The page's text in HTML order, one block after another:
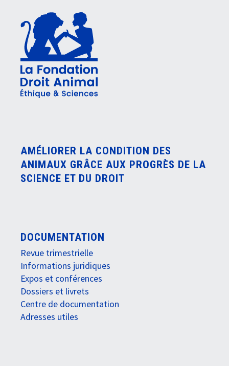
AMÉLIORER LA CONDITION DES
ANIMAUX GRÂCE AUX PROGRÈS DE LA
SCIENCE ET DU DROIT
DOCUMENTATION
Revue trimestrielle
Informations juridiques
Expos et conférences
Dossiers et livrets
Centre de documentation
Adresses utiles